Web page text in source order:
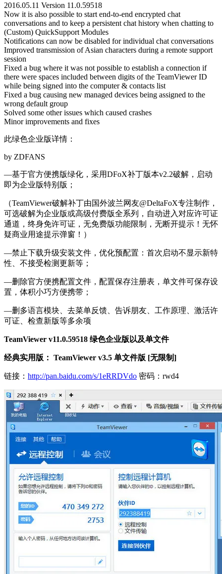
2016.05.11 Version 11.0.59518
Now it is also possible to start end-to-end encrypted chat
conversations and to keep a persistent chat history when chatting to
(Custom) QuickSupport Modules
Notifications can now be disabled for individual chat conversations
Improved transmission of Asian characters during a remote support
session
Fixed a bug where it was not possible to establish a connection if
there were spaces included between digits of the TeamViewer ID
while being signed into the computer & contacts list
Fixed a bug causing new managed devices being assigned to the
wrong default group
Solved some other issues which caused crashes
Minor improvements and fixes
此绿色企业版详情：
by ZDFANS
—基于官方便携版绿化，采用DFoX补丁版本v2.2破解，启动
即为企业版特别版；
（TeamViewer破解补丁由国外波兰网友@DeltaFoX专注制作，
可选破解为企业版或高级付费版全系列，自动进入对应许可证
通道，终身免许可证，无免费版功能限制，无断开提示！无怀
疑商业用途提示弹窗！）
—禁止下载升级安装文件，优化预配置：首次启动不显示新特
性、不接受检测更新等；
—删除官方便携配置文件，配置保存注册表，单文件可保存设
置，体积小巧方便携带；
—删多语言模块、去菜单反馈、告诉朋友、工作原理、激活许
可证、检查新版等多余项
TeamViewer v11.0.59518 绿色企业版以及单文件
经典实用版： TeamViewer v3.5 单文件版 [无限制]
链接： http://pan.baidu.com/s/1eRRDVdo 密码：rwd4